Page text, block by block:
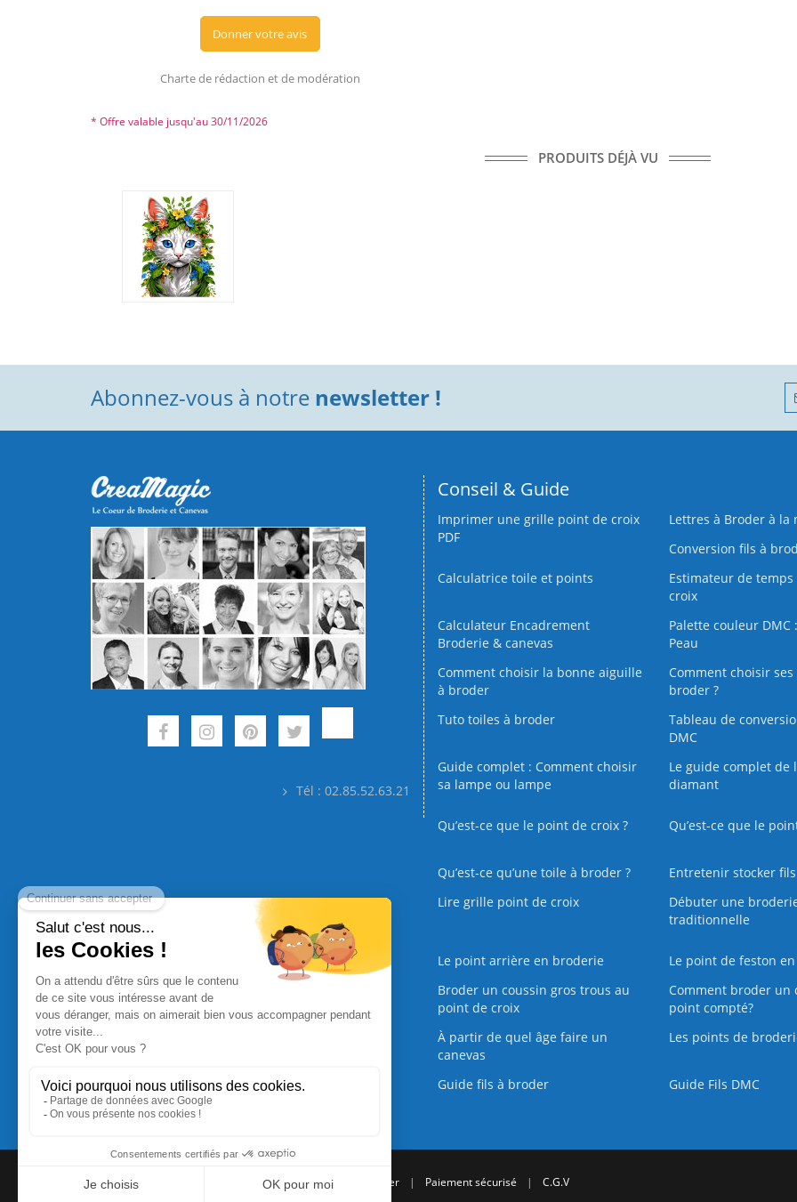
Donner votre avis
Charte de rédaction et de modération
* Offre valable jusqu'au 30/11/2026
PRODUITS DÉJÀ VU
Abonnez-vous à notre newsletter !
Tél : 02.85.52.63.21
Conseil & Guide
Imprimer une grille point de croix
PDF
Lettres à Broder à la
Conversion fils à
Calculatrice toile et points
Estimateur de temps
croix
Calculateur Encadrement
Broderie & canevas
Palette couleur DMC
Peau
Comment choisir la bonne aiguille
à broder
Comment choisir ses
broder ?
Tuto toiles à broder
Tableau de
DMC
Guide complet : Comment choisir
sa lampe ou lampe
Le guide complet de
diamant
Qu’est-ce que le point de croix ? Qu’est-ce que le
Qu’est‑ce qu’une toile à broder ?
Entretenir stocker
Lire grille point de croix
Débuter une
traditionnelle
Le point arrière en broderie
Le point de feston
Broder un coussin gros trous au
point de croix
Comment broder un
point compté?
À partir de quel âge faire un
canevas
Les points de
Guide fils à broder Guide Fils DMC
Commande Papier Qui sommes nous | Nous contacter | Paiement sécurisé | C.G.V